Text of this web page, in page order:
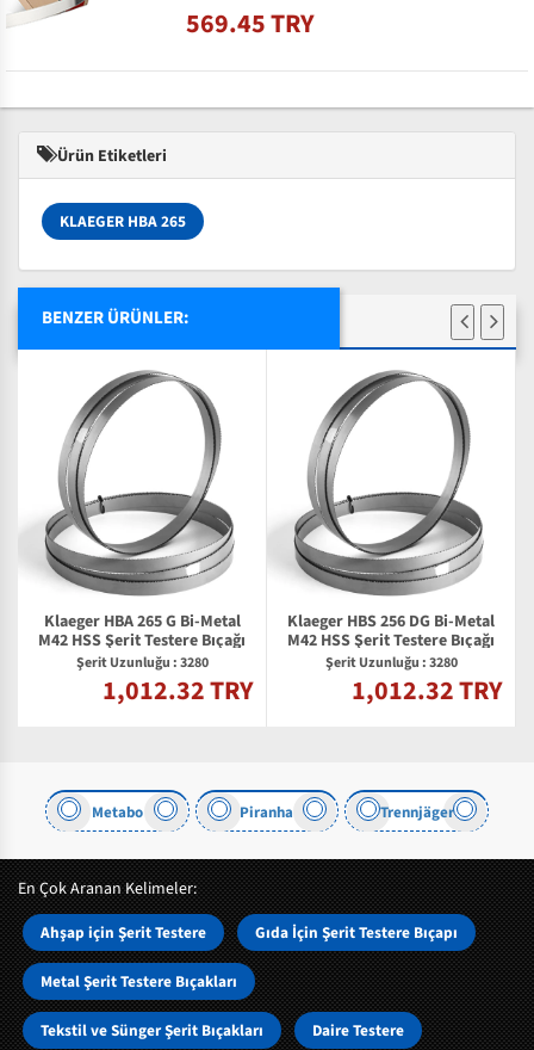
569.45 TRY
Ürün Etiketleri
KLAEGER HBA 265
BENZER ÜRÜNLER:
Klaeger HBA 265 G Bi-Metal
M42 HSS Şerit Testere Bıçağı
Şerit Uzunluğu : 3280
1,012.32 TRY
Klaeger HBS 256 DG Bi-Metal
M42 HSS Şerit Testere Bıçağı
Şerit Uzunluğu : 3280
1,012.32 TRY
Metabo Piranha Trennjäger
En Çok Aranan Kelimeler:
Ahşap için Şerit Testere Gıda İçin Şerit Testere Bıçapı
Metal Şerit Testere Bıçakları
Tekstil ve Sünger Şerit Bıçakları Daire Testere